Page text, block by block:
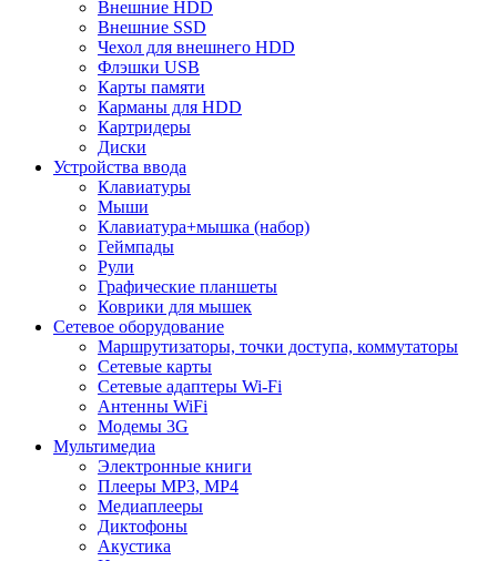
Внешние HDD
Внешние SSD
Чехол для внешнего HDD
Флэшки USB
Карты памяти
Карманы для HDD
Картридеры
Диски
Устройства ввода
Клавиатуры
Мыши
Клавиатура+мышка (набор)
Геймпады
Рули
Графические планшеты
Коврики для мышек
Сетевое оборудование
Маршрутизаторы, точки доступа, коммутаторы
Сетевые карты
Сетевые адаптеры Wi-Fi
Антенны WiFi
Модемы 3G
Мультимедиа
Электронные книги
Плееры MP3, MP4
Медиаплееры
Диктофоны
Акустика